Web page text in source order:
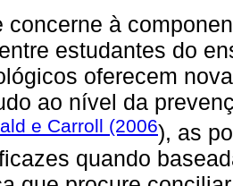
concerne à
estudantes do
oferecem
ao nível da
e Carroll (2006), as
quando